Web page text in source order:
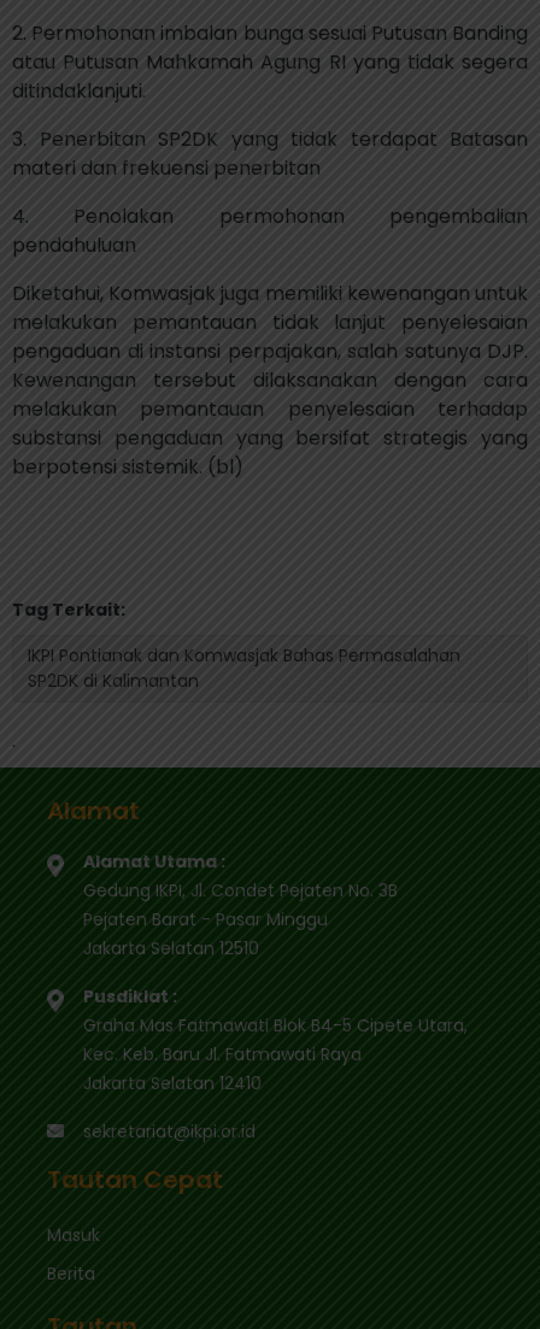
2. Permohonan imbalan bunga sesuai Putusan Banding
atau Putusan Mahkamah Agung RI yang tidak segera
ditindaklanjuti.
3. Penerbitan SP2DK yang tidak terdapat Batasan
materi dan frekuensi penerbitan
4. Penolakan permohonan pengembalian
pendahuluan
Diketahui, Komwasjak juga memiliki kewenangan untuk
melakukan pemantauan tidak lanjut penyelesaian
pengaduan di instansi perpajakan, salah satunya DJP.
Kewenangan tersebut dilaksanakan dengan cara
melakukan pemantauan penyelesaian terhadap
substansi pengaduan yang bersifat strategis yang
berpotensi sistemik. (bl)
Tag Terkait:
IKPI Pontianak dan Komwasjak Bahas Permasalahan
SP2DK di Kalimantan
.
Alamat
Alamat Utama :
Gedung IKPI, Jl. Condet Pejaten No. 3B
Pejaten Barat - Pasar Minggu
Jakarta Selatan 12510
Pusdiklat :
Graha Mas Fatmawati Blok B4-5 Cipete Utara,
Kec. Keb. Baru Jl. Fatmawati Raya
Jakarta Selatan 12410
sekretariat@ikpi.or.id
Tautan Cepat
Masuk
Berita